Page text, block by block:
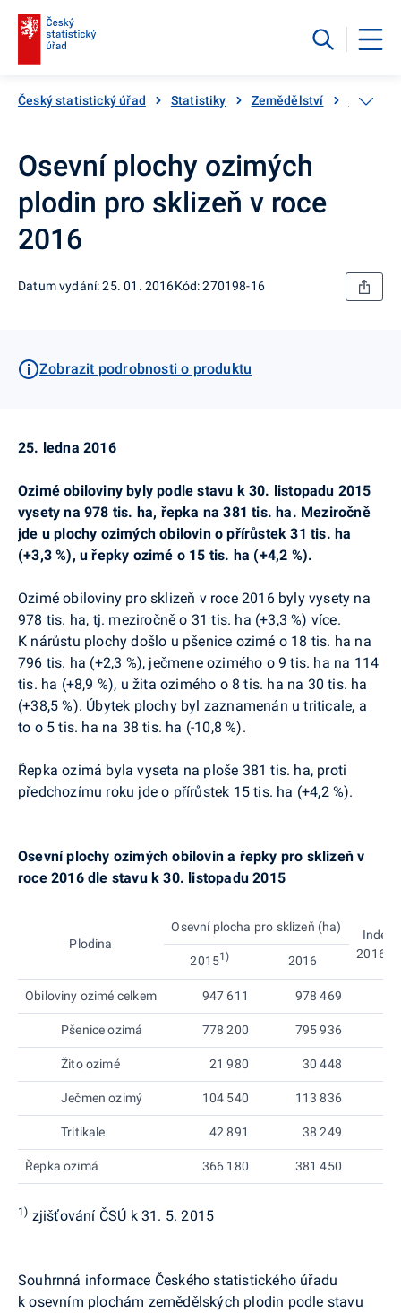
Český statistický úřad Statistiky Zemědělství
Osevní plochy ozimých
plodin pro sklizeň v roce
2016
Datum vydání: 25. 01. 2016Kód: 270198-16
Zobrazit podrobnosti o produktu
25. ledna 2016
Ozimé obiloviny byly podle stavu k 30. listopadu 2015
vysety na 978 tis. ha, řepka na 381 tis. ha. Meziročně
jde u plochy ozimých obilovin o přírůstek 31 tis. ha
(+3,3 %), u řepky ozimé o 15 tis. ha (+4,2 %).
Ozimé obiloviny pro sklizeň v roce 2016 byly vysety na
978 tis. ha, tj. meziročně o 31 tis. ha (+3,3 %) více.
K nárůstu plochy došlo u pšenice ozimé o 18 tis. ha na
796 tis. ha (+2,3 %), ječmene ozimého o 9 tis. ha na 114
tis. ha (+8,9 %), u žita ozimého o 8 tis. ha na 30 tis. ha
(+38,5 %). Úbytek plochy byl zaznamenán u triticale, a
to o 5 tis. ha na 38 tis. ha (-10,8 %).
Řepka ozimá byla vyseta na ploše 381 tis. ha, proti
předchozímu roku jde o přírůstek 15 tis. ha (+4,2 %).
Osevní plochy ozimých obilovin a řepky pro sklizeň v
roce 2016 dle stavu k 30. listopadu 2015
Plodina
Osevní plocha pro sklizeň (ha)
Index
2016/
20151) 2016
Obiloviny ozimé celkem 947 611 978 469
Pšenice ozimá 778 200 795 936
Žito ozimé 21 980 30 448
Ječmen ozimý 104 540 113 836
Tritikale 42 891 38 249
Řepka ozimá 366 180 381 450
1) zjišťování ČSÚ k 31. 5. 2015
Souhrnná informace Českého statistického úřadu
k osevním plochám zemědělských plodin podle stavu